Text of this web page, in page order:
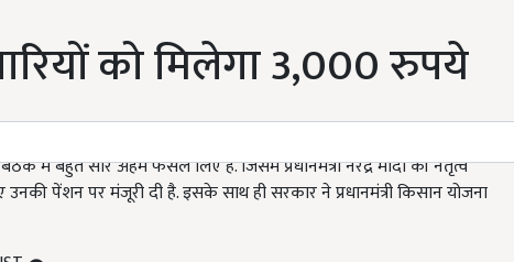
को मिलेगा 3,000 रुपये
में बहुत सारे अहम फैसले लिए है. जिसमें प्रधानमंत्री नरेंद्र मोदी की नेतृत्व
पेंशन पर मंजूरी दी है. इसके साथ ही सरकार ने प्रधानमंत्री किसान योजना